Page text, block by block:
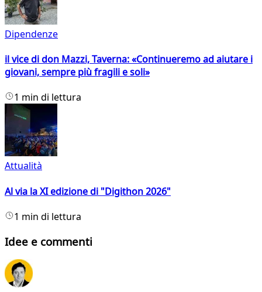
Dipendenze
il vice di don Mazzi, Taverna: «Continueremo ad aiutare i
giovani, sempre più fragili e soli»
1 min di lettura
Attualità
Al via la XI edizione di "Digithon 2026"
1 min di lettura
Idee e commenti